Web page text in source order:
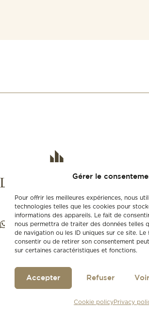
Gérer le
Pour offrir les meilleures expériences, nous
technologies telles que les cookies pour
informations des appareils. Le fait de
nous permettra de traiter des données telles
de navigation ou les ID uniques sur ce site. Le
consentir ou de retirer son consentement
sur certaines caractéristiques et fonctions.
Accepter Refuser
Cookie policyPrivacy